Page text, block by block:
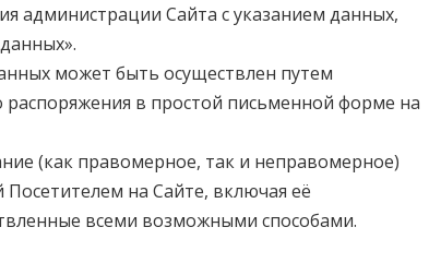
администрации Сайта с указанием данных,
может быть осуществлен путем
в простой письменной форме на
(как правомерное, так и неправомерное)
на Сайте, включая её
всеми возможными способами.